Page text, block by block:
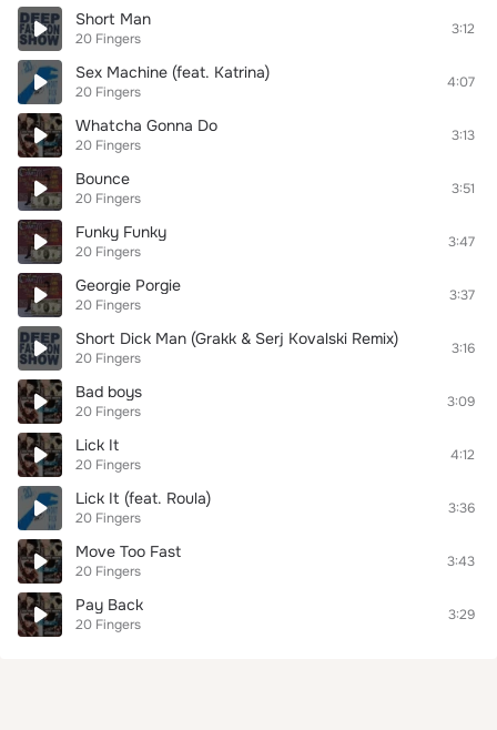
Short Man
20 Fingers
3:12
Sex Machine (feat. Katrina)
20 Fingers
4:07
Whatcha Gonna Do
20 Fingers
3:13
Bounce
20 Fingers
3:51
Funky Funky
20 Fingers
3:47
Georgie Porgie
20 Fingers
3:37
Short Dick Man (Grakk & Serj Kovalski Remix)
20 Fingers
3:16
Bad boys
20 Fingers
3:09
Lick It
20 Fingers
4:12
Lick It (feat. Roula)
20 Fingers
3:36
Move Too Fast
20 Fingers
3:43
Pay Back
20 Fingers
3:29